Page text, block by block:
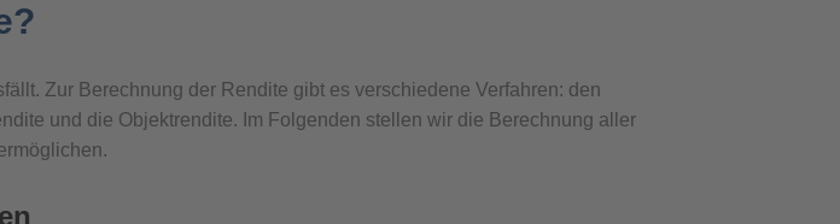
Zur Berechnung der Rendite gibt es verschiedene Verfahren: den
und die Objektrendite. Im Folgenden stellen wir die Berechnung aller